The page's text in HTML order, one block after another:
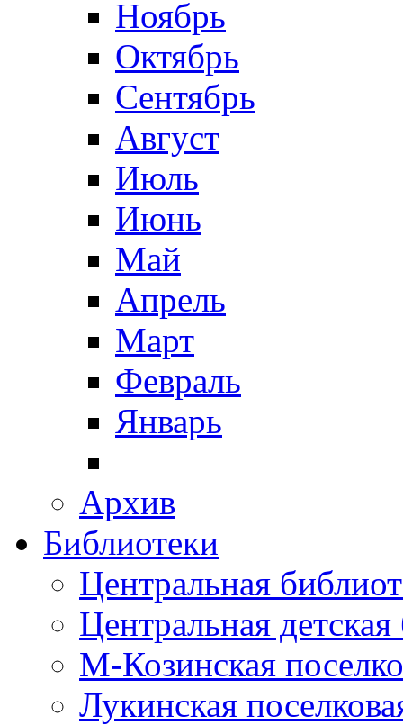
Ноябрь
Октябрь
Сентябрь
Август
Июль
Июнь
Май
Апрель
Март
Февраль
Январь
Архив
Библиотеки
Центральная
Центральная
М-Козинская
Лукинская